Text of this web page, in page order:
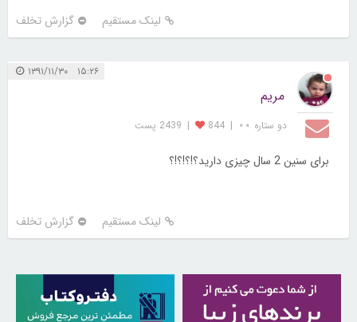
لینک مستقیم گزارش تخلف
۱۵:۲۶ ۱۳۹۱/۱۱/۳۰
مریم
دو ستاره ⋆⋆ |
844
| 2439 پست
برای سنین 2 سال چیزی دارید؟!؟!؟!؟
لینک مستقیم گزارش تخلف